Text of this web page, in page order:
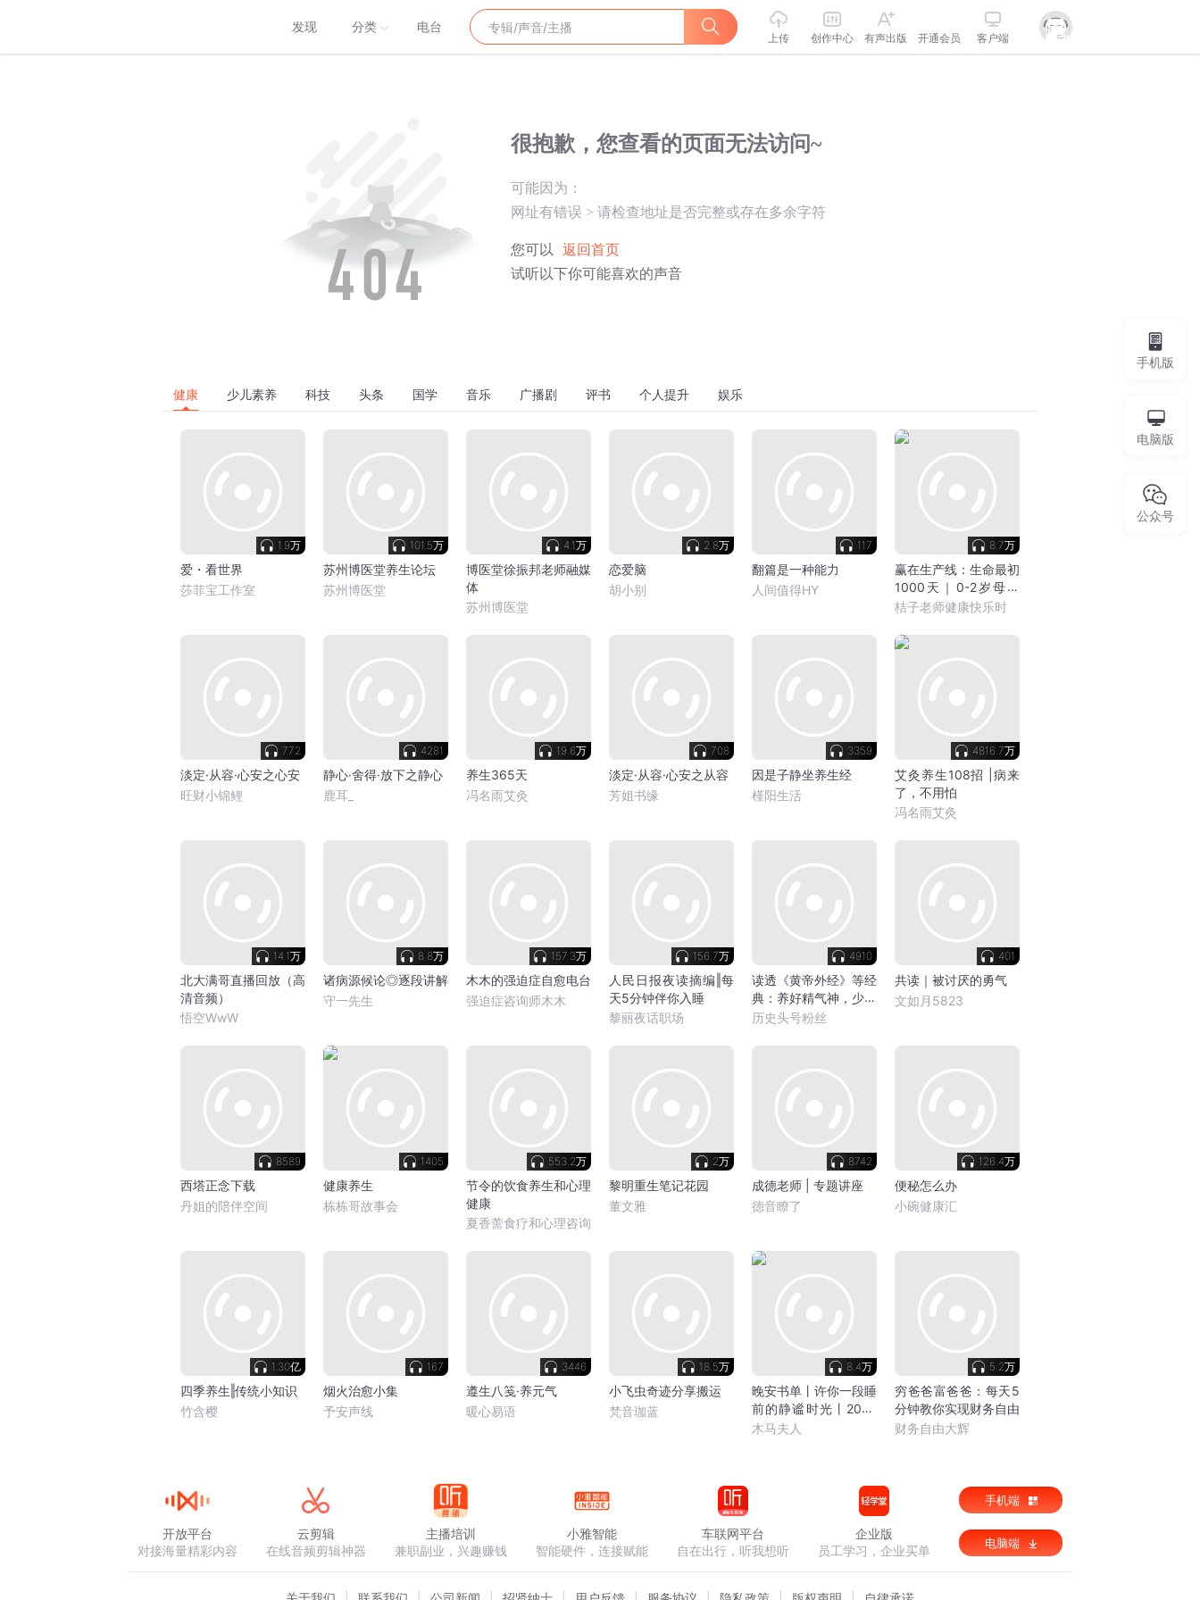
发现 分类 电台
上传 创作中心 有声出版 开通会员 客户端
很抱歉，您查看的页面无法访问~
可能因为：
网址有错误 > 请检查地址是否完整或存在多余字符
您可以
返回首页
试听以下你可能喜欢的声音
健康 少儿素养 科技 头条 国学 音乐 广播剧 评书 个人提升 娱乐
1.9万
爱・看世界
莎菲宝工作室
101.5万
苏州博医堂养生论坛
苏州博医堂
4.1万
博医堂徐振邦老师融媒
体
苏州博医堂
2.8万
恋爱脑
胡小别
117
翻篇是一种能力
人间值得HY
8.7万
赢在生产线：生命最初
1000天｜0-2岁母婴
健康的家庭指南｜每日
桔子老师健康快乐时
772
淡定·从容·心安之心安
旺财小锦鲤
4281
静心·舍得·放下之静心
鹿耳_
19.6万
养生365天
冯名雨艾灸
708
淡定·从容·心安之从容
芳姐书缘
3359
因是子静坐养生经
槿阳生活
4816.7万
艾灸养生108招 |病来
了，不用怕
冯名雨艾灸
14.1万
北大满哥直播回放（高
清音频）
悟空WwW
8.8万
诸病源候论◎逐段讲解
守一先生
157.3万
木木的强迫症自愈电台
强迫症咨询师木木
156.7万
人民日报夜读摘编‖每
天5分钟伴你入睡
黎丽夜话职场
4910
读透《黄帝外经》等经
典：养好精气神，少生
病老得慢
历史头号粉丝
401
共读｜被讨厌的勇气
文如月5823
8589
西塔正念下载
丹姐的陪伴空间
1405
健康养生
栋栋哥故事会
553.2万
节令的饮食养生和心理
健康
夏香薷食疗和心理咨询
2万
黎明重生笔记花园
董文雅
8742
成德老师 | 专题讲座
德音瞭了
126.4万
便秘怎么办
小碗健康汇
1.30亿
四季养生‖传统小知识
竹含樱
167
烟火治愈小集
予安声线
3446
遵生八笺·养元气
暖心易语
18.5万
小飞虫奇迹分享搬运
梵音珈蓝
8.4万
晚安书单丨许你一段睡
前的静谧时光丨2026
木马讲书
木马夫人
5.2万
穷爸爸富爸爸：每天5
分钟教你实现财务自由
财务自由大辉
手机版
电脑版
公众号
开放平台
对接海量精彩内容
云剪辑
在线音频剪辑神器
主播培训
兼职副业，兴趣赚钱
小雅智能
智能硬件，连接赋能
车联网平台
自在出行，听我想听
企业版
员工学习，企业买单
手机端
电脑端